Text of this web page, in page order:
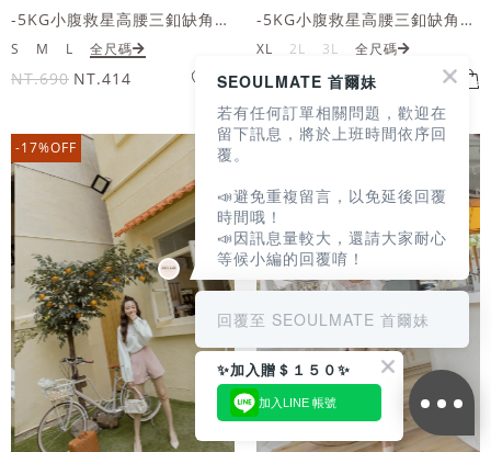
-5KG小腹救星高腰三釦缺角抽鬚牛仔短褲
S M L 全尺碼
NT.690 NT.414
-5KG小腹救星高腰三釦缺角抽鬚牛仔短褲
XL 2L 3L 全尺碼
NT.690 NT.414
-17%OFF -17%OFF
SEOULMATE 首爾妹
若有任何訂單相關問題，歡迎在
留下訊息，將於上班時間依序回
覆。
📣避免重複留言，以免延後回覆
時間哦！
📣因訊息量較大，還請大家耐心
等候小編的回覆唷！
回覆至 SEOULMATE 首爾妹
✨加入贈＄１５０✨
加入LINE 帳號